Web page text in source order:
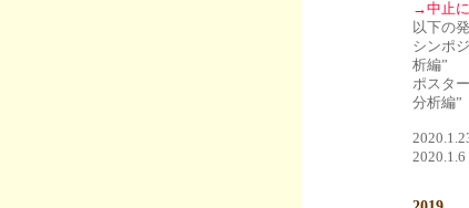
→中止
以下の
シンポ
析編”
ポスタ
分析編”